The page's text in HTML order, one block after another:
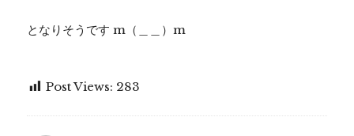
となりそうです m（＿＿）m
Post Views: 283